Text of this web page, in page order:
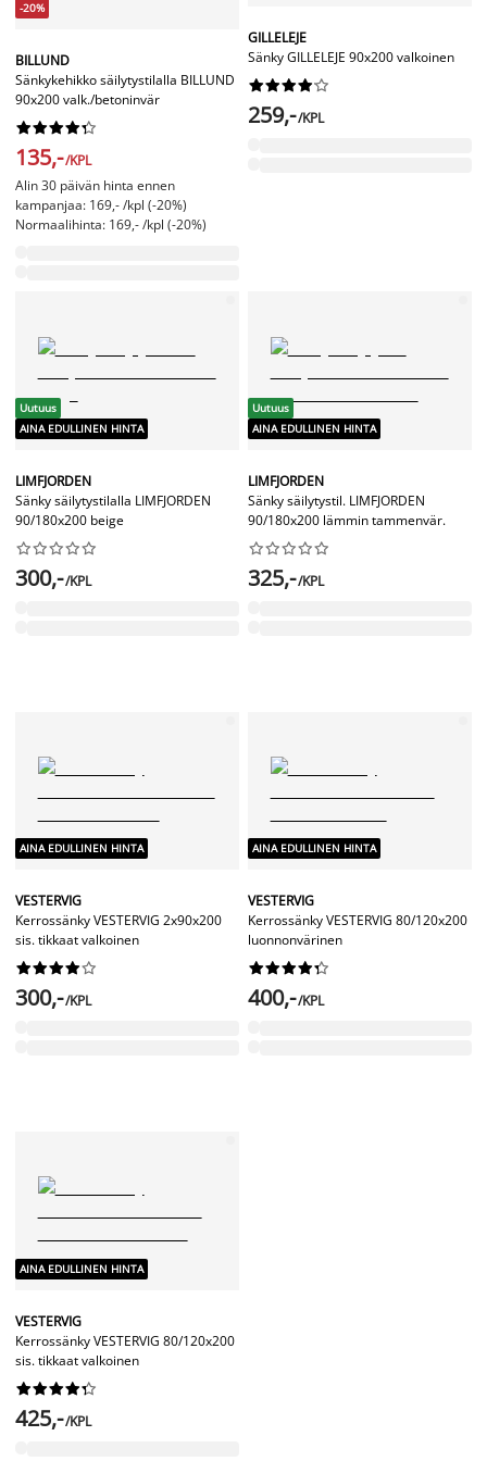
-20%
BILLUND
Sänkykehikko säilytystilalla BILLUND
90x200 valk./betoninvär






135,-/KPL
Alin 30 päivän hinta ennen
kampanjaa: 169,- /kpl (-20%)
Normaalihinta: 169,- /kpl (-20%)
GILLELEJE
Sänky GILLELEJE 90x200 valkoinen






259,-/KPL
Uutuus
AINA EDULLINEN HINTA
LIMFJORDEN
Sänky säilytystilalla LIMFJORDEN
90/180x200 beige






300,-/KPL
Uutuus
AINA EDULLINEN HINTA
LIMFJORDEN
Sänky säilytystil. LIMFJORDEN
90/180x200 lämmin tammenvär.






325,-/KPL
AINA EDULLINEN HINTA
VESTERVIG
Kerrossänky VESTERVIG 2x90x200
sis. tikkaat valkoinen






300,-/KPL
AINA EDULLINEN HINTA
VESTERVIG
Kerrossänky VESTERVIG 80/120x200
luonnonvärinen






400,-/KPL
AINA EDULLINEN HINTA
VESTERVIG
Kerrossänky VESTERVIG 80/120x200
sis. tikkaat valkoinen






425,-/KPL